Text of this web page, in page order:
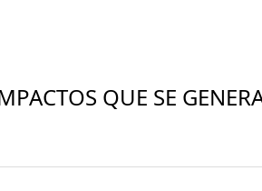
QUE SE